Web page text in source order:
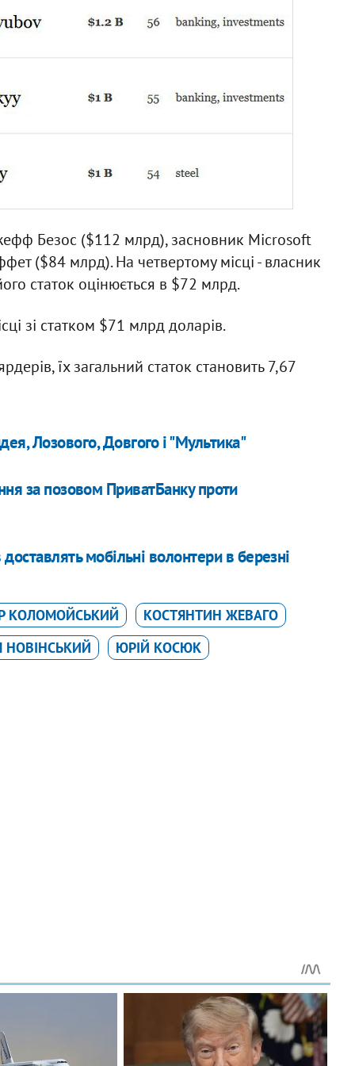
Безос ($112 млрд), засновник Microsoft
($84 млрд). На четвертому місці - власник
статок оцінюється в $72 млрд.
зі статком $71 млрд доларів.
їх загальний статок становить 7,67
Лозового, Довгого і "Мультика"
за позовом ПриватБанку проти
мобільні волонтери в березні
КОЛОМОЙСЬКИЙ
КОСТЯНТИН ЖЕВАГО
ЮРІЙ КОСЮК